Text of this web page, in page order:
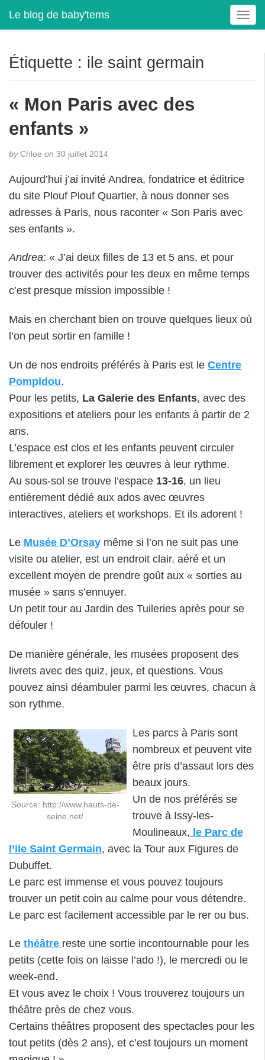
Le blog de baby'tems
T
o
e
i
n
Étiquette : ile saint germain
« Mon Paris avec des
enfants »
byChloe on 30 juillet 2014
Aujourd’hui j’ai invité Andrea, fondatrice et éditrice
du site Plouf Plouf Quartier, à nous donner ses
adresses à Paris, nous raconter « Son Paris avec
ses enfants ».
Andrea: « J’ai deux filles de 13 et 5 ans, et pour
trouver des activités pour les deux en même temps
c’est presque mission impossible !
Mais en cherchant bien on trouve quelques lieux où
l’on peut sortir en famille !
Un de nos endroits préférés à Paris est le Centre
Pompidou.
Pour les petits, La Galerie des Enfants, avec des
expositions et ateliers pour les enfants à partir de 2
ans.
L’espace est clos et les enfants peuvent circuler
librement et explorer les œuvres à leur rythme.
Au sous-sol se trouve l’espace 13-16, un lieu
entièrement dédié aux ados avec œuvres
interactives, ateliers et workshops. Et ils adorent !
Le Musée D’Orsay même si l’on ne suit pas une
visite ou atelier, est un endroit clair, aéré et un
excellent moyen de prendre goût aux « sorties au
musée » sans s’ennuyer.
Un petit tour au Jardin des Tuileries après pour se
défouler !
De manière générale, les musées proposent des
livrets avec des quiz, jeux, et questions. Vous
pouvez ainsi déambuler parmi les œuvres, chacun à
son rythme.
Source: http://www.hauts-de-
seine.net/
Les parcs à Paris sont
nombreux et peuvent vite
être pris d’assaut lors des
beaux jours.
Un de nos préférés se
trouve à Issy-les-
Moulineaux, le Parc de
l’ile Saint Germain, avec la Tour aux Figures de
Dubuffet.
Le parc est immense et vous pouvez toujours
trouver un petit coin au calme pour vous détendre.
Le parc est facilement accessible par le rer ou bus.
Le théâtre reste une sortie incontournable pour les
petits (cette fois on laisse l’ado !), le mercredi ou le
week-end.
Et vous avez le choix ! Vous trouverez toujours un
théâtre près de chez vous.
Certains théâtres proposent des spectacles pour les
tout petits (dès 2 ans), et c’est toujours un moment